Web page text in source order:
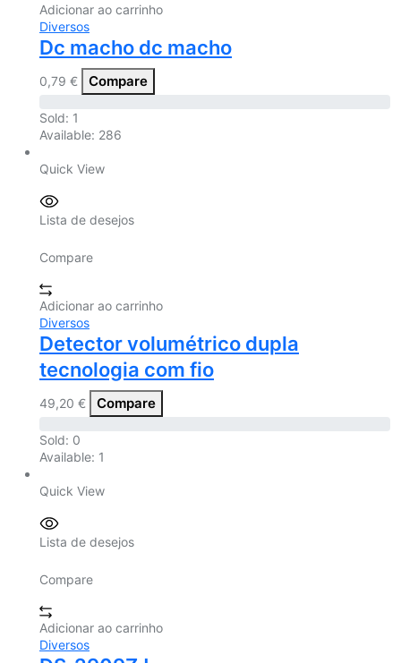
Adicionar ao carrinho
Diversos
Dc macho dc macho
0,79 € Compare
Sold: 1
Available: 286
Quick View
Lista de desejos
Compare
Adicionar ao carrinho
Diversos
Detector volumétrico dupla
tecnologia com fio
49,20 € Compare
Sold: 0
Available: 1
Quick View
Lista de desejos
Compare
Adicionar ao carrinho
Diversos